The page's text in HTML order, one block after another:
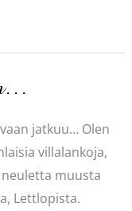
jatkuu… Olen
villalankoja,
muusta
Lettlopista.